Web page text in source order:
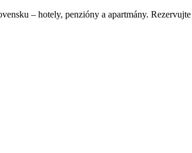
– hotely, penzióny a apartmány.